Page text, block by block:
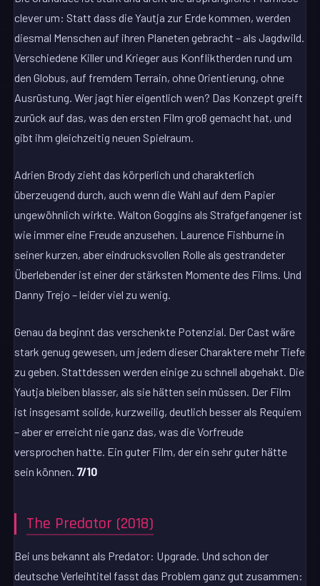
clever um: Statt dass die Yautja zur Erde kommen, werden
diesmal Menschen auf ihren Planeten gebracht – als Jagdwild.
Verschiedene Killer und Krieger aus Konfliktherden rund um
den Globus, auf fremdem Terrain, ohne Orientierung, ohne
Ausrüstung. Wer jagt hier eigentlich wen? Das Konzept greift
zurück auf das, was den ersten Film groß gemacht hat, und
gibt ihm gleichzeitig neuen Spielraum.
Adrien Brody zieht das körperlich und charakterlich
überzeugend durch, auch wenn die Wahl auf dem Papier
ungewöhnlich wirkte. Walton Goggins als Strafgefangener ist
wie immer eine Freude anzusehen. Laurence Fishburne in
seiner kurzen, aber eindrucksvollen Rolle als gestrandeter
Überlebender ist einer der stärksten Momente des Films. Und
Danny Trejo – leider viel zu wenig.
Genau da beginnt das verschenkte Potenzial. Der Cast wäre
stark genug gewesen, um jedem dieser Charaktere mehr Tiefe
zu geben. Stattdessen werden einige zu schnell abgehakt. Die
Yautja bleiben blasser, als sie hätten sein müssen. Der Film
ist insgesamt solide, kurzweilig, deutlich besser als Requiem
– aber er erreicht nie ganz das, was die Vorfreude
versprochen hatte. Ein guter Film, der ein sehr guter hätte
sein können. 7/10
The Predator (2018)
Bei uns bekannt als Predator: Upgrade. Und schon der
deutsche Verleihtitel fasst das Problem ganz gut zusammen: